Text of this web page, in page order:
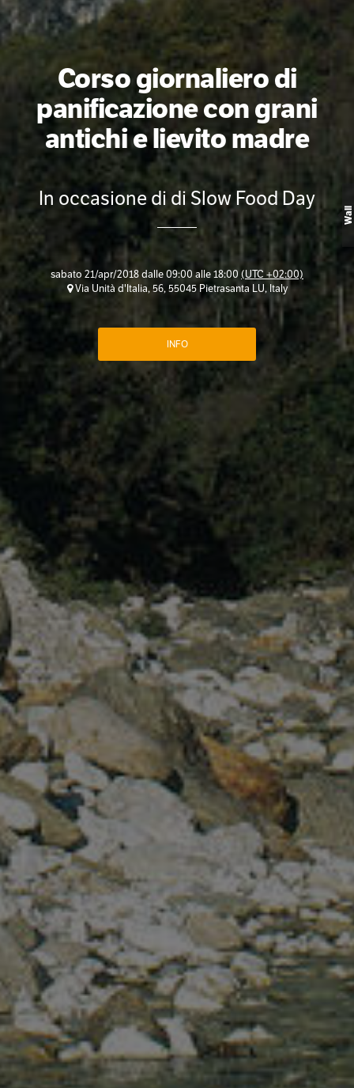
Corso giornaliero di
panificazione con grani
antichi e lievito madre
In occasione di di Slow Food Day
sabato 21/apr/2018 dalle 09:00 alle 18:00(UTC +02:00)
Via Unità d'Italia, 56, 55045 Pietrasanta LU, Italy
INFO
Wall